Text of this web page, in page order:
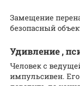
Замещение
безопасный
Удивление ,
Человек с
импульсивен. Его